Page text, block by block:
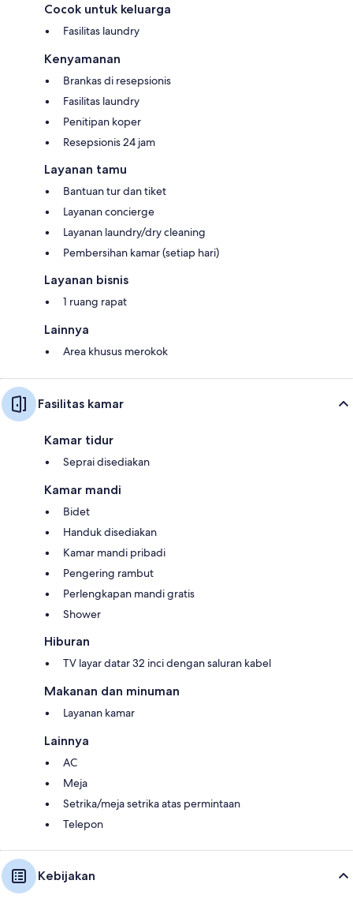
Cocok untuk keluarga
Fasilitas laundry
Kenyamanan
Brankas di resepsionis
Fasilitas laundry
Penitipan koper
Resepsionis 24 jam
Layanan tamu
Bantuan tur dan tiket
Layanan concierge
Layanan laundry/dry cleaning
Pembersihan kamar (setiap hari)
Layanan bisnis
1 ruang rapat
Lainnya
Area khusus merokok
Fasilitas kamar
Kamar tidur
Seprai disediakan
Kamar mandi
Bidet
Handuk disediakan
Kamar mandi pribadi
Pengering rambut
Perlengkapan mandi gratis
Shower
Hiburan
TV layar datar 32 inci dengan saluran kabel
Makanan dan minuman
Layanan kamar
Lainnya
AC
Meja
Setrika/meja setrika atas permintaan
Telepon
Kebijakan